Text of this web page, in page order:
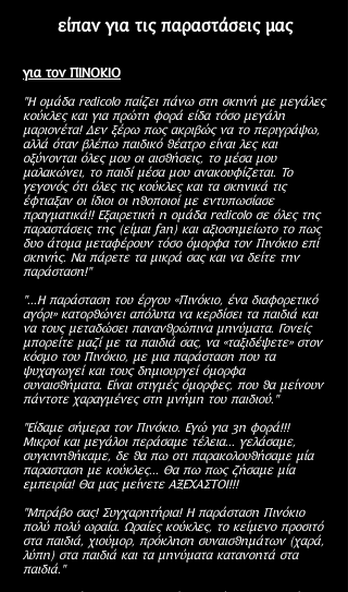
είπαν για τις παραστάσεις μας
για τον ΠΙΝΟΚΙΟ
"Η ομάδα redicolo παίζει πάνω στη σκηνή με μεγάλες
κούκλες και για πρώτη φορά είδα τόσο μεγάλη
μαριονέτα! Δεν ξέρω πως ακριβώς να το περιγράψω,
αλλά όταν βλέπω παιδικό θέατρο είναι λες και
οξύνονται όλες μου οι αισθήσεις, το μέσα μου
μαλακώνει, το παιδί μέσα μου ανακουφίζεται. Το
γεγονός ότι όλες τις κούκλες και τα σκηνικά τις
έφτιαξαν οι ίδιοι οι ηθοποιοί με εντυπωσίασε
πραγματικά!! Εξαιρετική η ομάδα redicolo σε όλες της
παραστάσεις της (είμαι fan) και αξιοσημείωτο το πως
δυο άτομα μεταφέρουν τόσο όμορφα τον Πινόκιο επί
σκηνής. Να πάρετε τα μικρά σας και να δείτε την
παράσταση!"
"...Η παράσταση του έργου «Πινόκιο, ένα διαφορετικό
αγόρι» κατορθώνει απόλυτα να κερδίσει τα παιδιά και
να τους μεταδώσει πανανθρώπινα μηνύματα. Γονείς
μπορείτε μαζί με τα παιδιά σας, να «ταξιδέψετε» στον
κόσμο του Πινόκιο, με μια παράσταση που τα
ψυχαγωγεί και τους δημιουργεί όμορφα
συναισθήματα. Είναι στιγμές όμορφες, που θα μείνουν
πάντοτε χαραγμένες στη μνήμη του παιδιού."
"Είδαμε σήμερα τον Πινόκιο. Εγώ για 3η φορά!!!
Μικροί και μεγάλοι περάσαμε τέλεια... γελάσαμε,
συγκινηθήκαμε, δε θα πω οτι παρακολουθήσαμε μία
παρασταση με κούκλες... Θα πω πως ζήσαμε μία
εμπειρία! Θα μας μείνετε ΑΞΕΧΑΣΤΟΙ!!!
"Μπράβο σας! Συγχαρητήρια! Η παράσταση Πινόκιο
πολύ πολύ ωραία. Ωραίες κούκλες, το κείμενο προσιτό
στα παιδιά, χιούμορ, πρόκληση συναισθημάτων (χαρά,
λύπη) στα παιδιά και τα μηνύματα κατανοητά στα
παιδιά."